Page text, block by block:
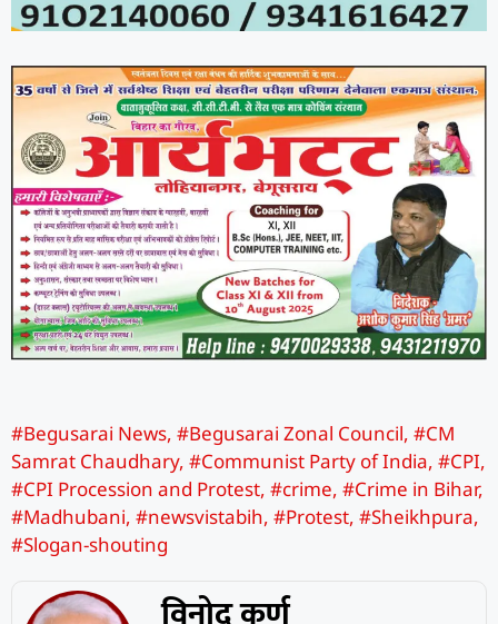
#Begusarai News, #Begusarai Zonal Council, #CM
Samrat Chaudhary, #Communist Party of India, #CPI,
#CPI Procession and Protest, #crime, #Crime in Bihar,
#Madhubani, #newsvistabih, #Protest, #Sheikhpura,
#Slogan-shouting